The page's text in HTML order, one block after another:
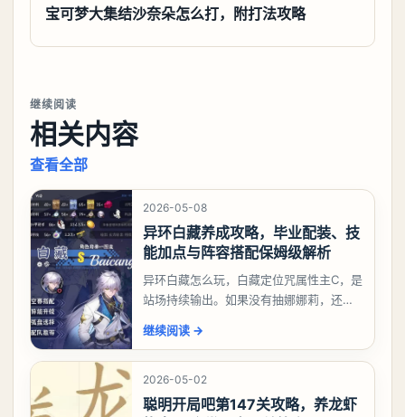
宝可梦大集结沙奈朵怎么打，附打法攻略
继续阅读
相关内容
查看全部
2026-05-08
异环白藏养成攻略，毕业配装、技
能加点与阵容搭配保姆级解析
异环白藏怎么玩，白藏定位咒属性主C，是
站场持续输出。如果没有抽娜娜莉，还没
有娜娜莉缺另外一个二队C想打深渊也可以
考虑养个白藏
继续阅读 →
2026-05-02
聪明开局吧第147关攻略，养龙虾